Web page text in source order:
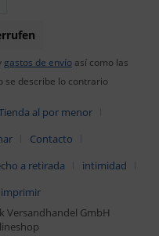
gastos de envío así como las
se describe lo contrario
al por menor
Contacto
a retirada
intimidad
imprimir
Versandhandel GmbH